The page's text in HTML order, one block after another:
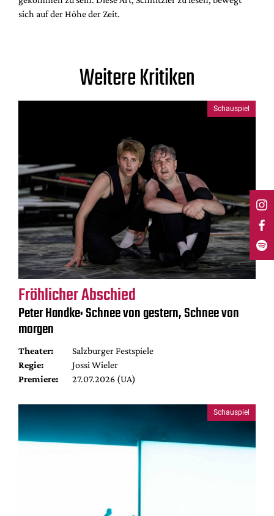
sich auf der Höhe der Zeit.
Weitere Kritiken
Schauspiel
Fröhlicher Abschied
Peter Handke: Schnee von gestern, Schnee von
morgen
Theater:
Salzburger Festspiele
Regie:
Jossi Wieler
Premiere:
27.07.2026 (UA)
Schauspiel